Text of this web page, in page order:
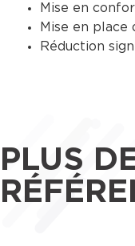
Mise en
Mise en place
Réduction
PLUS